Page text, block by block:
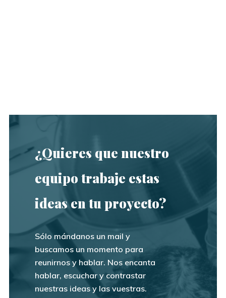
¿Quieres que nuestro
equipo trabaje estas
ideas en tu proyecto?
Sólo mándanos un mail y
buscamos un momento para
reunirnos y hablar. Nos encanta
hablar, escuchar y contrastar
nuestras ideas y las vuestras.